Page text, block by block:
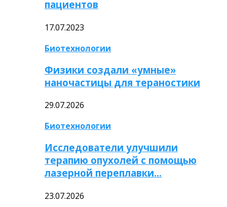
пациентов
17.07.2023
Биотехнологии
Физики создали «умные»
наночастицы для тераностики
29.07.2026
Биотехнологии
Исследователи улучшили
терапию опухолей с помощью
лазерной переплавки…
23.07.2026